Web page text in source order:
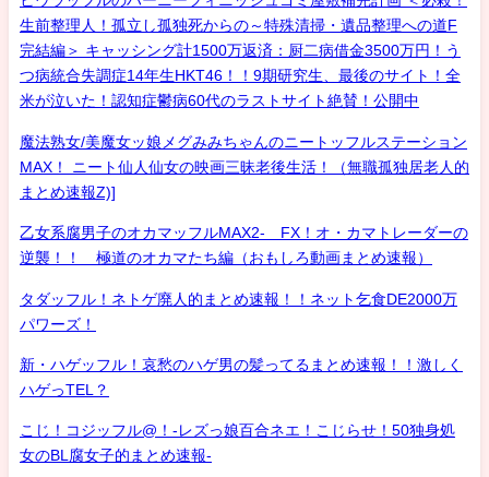
生前整理人！孤立し孤独死からの～特殊清掃・遺品整理への道F
完結編＞ キャッシング計1500万返済：厨二病借金3500万円！う
つ病統合失調症14年生HKT46！！9期研究生、最後のサイト！全
米が泣いた！認知症鬱病60代のラストサイト絶賛！公開中
魔法熟女/美魔女ッ娘メグみみちゃんのニートッフルステーション
MAX！ ニート仙人仙女の映画三昧老後生活！（無職孤独居老人的
まとめ速報Z)]
乙女系腐男子のオカマッフルMAX2- FX！オ・カマトレーダーの
逆襲！！ 極道のオカマたち編（おもしろ動画まとめ速報）
タダッフル！ネトゲ廃人的まとめ速報！！ネット乞食DE2000万
パワーズ！
新・ハゲッフル！哀愁のハゲ男の髪ってるまとめ速報！！激しく
ハゲっTEL？
こじ！コジッフル@！-レズっ娘百合ネエ！こじらせ！50独身処
女のBL腐女子的まとめ速報-